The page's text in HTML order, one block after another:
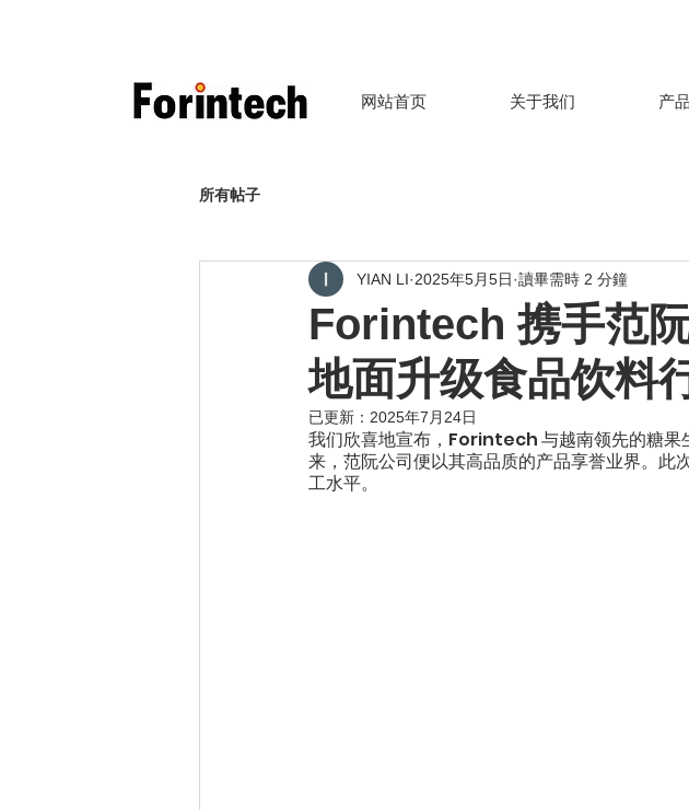
网站首页 关于我们 产
所有帖子
Forintech 携手范
地面升级食品饮料
YIAN LI 2025年5月5日 讀畢需時 2 分鐘
已更新： 2025年7月24日
我们欣喜地宣布，Forintech 与越南领先的糖果
来，范阮公司便以其高品质的产品享誉业界。此
工水平。